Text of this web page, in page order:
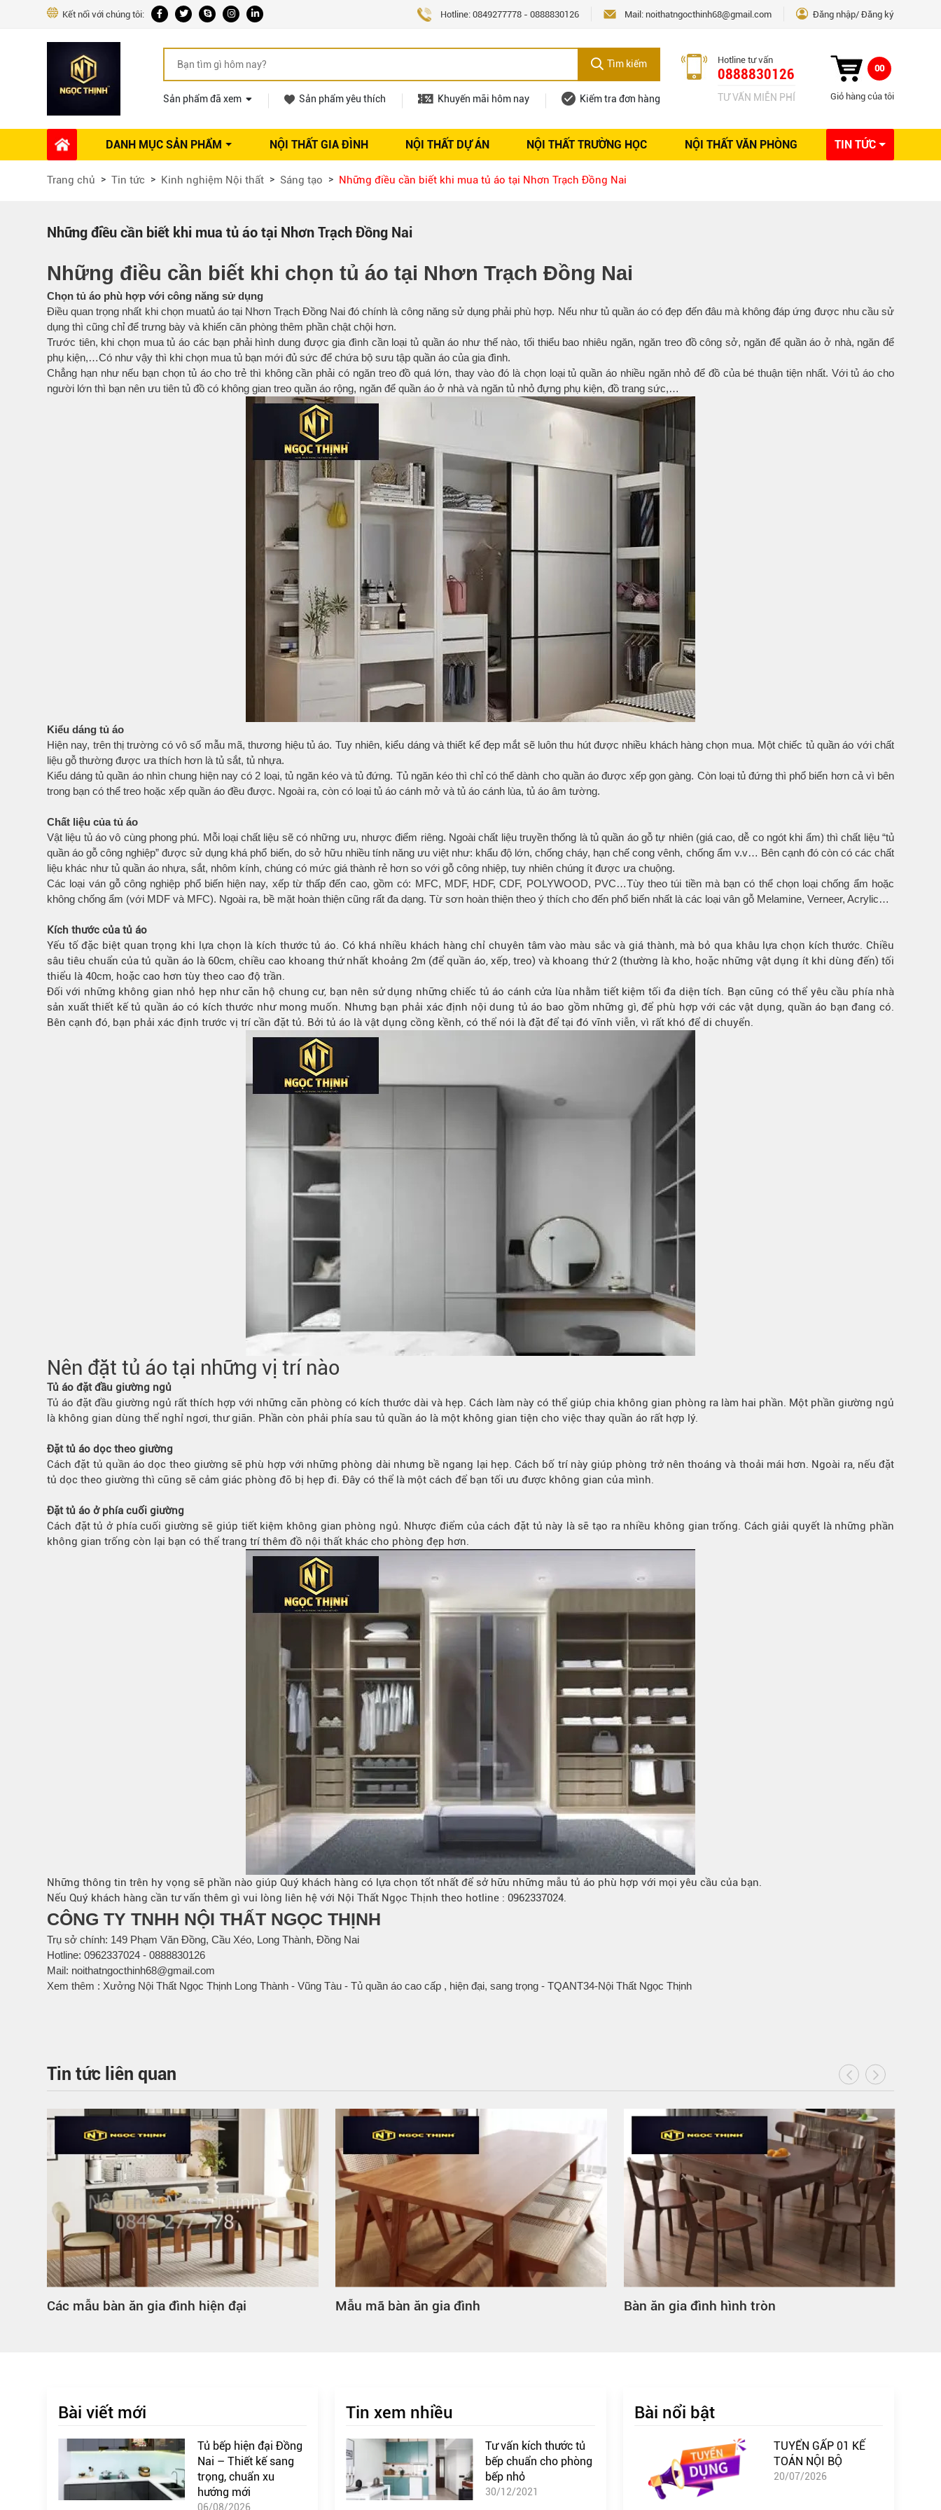
Kết nối với chúng tôi: Hotline: 0849277778 - 0888830126 Mail: noithatngocthinh68@gmail.com Đăng nhập Đăng ký
Tìm kiếm
Sản phẩm đã xem Sản phẩm yêu thích Khuyến mãi hôm nay Kiểm tra đơn hàng
Hotline tư vấn
0888830126
TƯ VẤN MIỄN PHÍ
00
Giỏ hàng của tôi
DANH MỤC SẢN PHẨM
Phụ kiện Nội thất
Ổ khóa tủ
Máy hút mùi
Phụ kiện tủ áo
Phụ kiện tủ bếp trên
Thùng đựng gạo
Bếp từ-Bếp hồng ngoại
Chậu rửa bát
Ray trượt – bản lề – tay nắm cửa
Phụ kiện tủ bếp dưới
NỘI THẤT GIA ĐÌNH NỘI THẤT DỰ ÁN NỘI THẤT TRƯỜNG HỌC NỘI THẤT VĂN PHÒNG TIN TỨC
Dự án thi công Tuyển dụng
Trang chủ Tin tức Kinh nghiệm Nội thất Sáng tạo Những điều cần biết khi mua tủ áo tại Nhơn Trạch Đồng Nai
Những điều cần biết khi mua tủ áo tại Nhơn Trạch Đồng Nai
Những điều cần biết khi chọn tủ áo tại Nhơn Trạch Đồng Nai
Chọn tủ áo phù hợp với công năng sử dụng
Điều quan trọng nhất khi chọn muatủ áo tại Nhơn Trạch Đồng Naiđó chính là công năng sử dụng phải phù hợp. Nếu như tủ quần áo có đẹp đến đâu mà không đáp ứng được nhu cầu sử
dụng thì cũng chỉ để trưng bày và khiến căn phòng thêm phần chật chội hơn.
Trước tiên, khi chọn mua tủ áo các bạn phải hình dung được gia đình cần loại tủ quần áo như thế nào, tối thiểu bao nhiêu ngăn, ngăn treo đồ công sở, ngăn để quần áo ở nhà, ngăn để
phụ kiện,…Có như vậy thì khi chọn mua tủ bạn mới đủ sức để chứa bộ sưu tập quần áo của gia đình.
Chẳng hạn như nếu bạn chọn tủ áo cho trẻ thì không cần phải có ngăn treo đồ quá lớn, thay vào đó là chọn loại tủ quần áo nhiều ngăn nhỏ để đồ của bé thuận tiện nhất. Với tủ áo cho
người lớn thì bạn nên ưu tiên tủ đồ có không gian treo quần áo rộng, ngăn để quần áo ở nhà và ngăn tủ nhỏ đựng phụ kiện, đồ trang sức,…
Kiểu dáng tủ áo
Hiện nay, trên thị trường có vô số mẫu mã, thương hiệu tủ áo. Tuy nhiên, kiểu dáng và thiết kế đẹp mắt sẽ luôn thu hút được nhiều khách hàng chọn mua. Một chiếc tủ quần áo với chất
liệu gỗ thường được ưa thích hơn là tủ sắt, tủ nhựa.
Kiểu dáng tủ quần áo nhìn chung hiện nay có 2 loại, tủ ngăn kéo và tủ đứng. Tủ ngăn kéo thì chỉ có thể dành cho quần áo được xếp gọn gàng. Còn loại tủ đứng thì phổ biến hơn cả vì bên
trong bạn có thể treo hoặc xếp quần áo đều được. Ngoài ra, còn có loại tủ áo cánh mở và tủ áo cánh lùa, tủ áo âm tường.
Chất liệu của tủ áo
Vật liệu tủ áo vô cùng phong phú. Mỗi loại chất liệu sẽ có những ưu, nhược điểm riêng. Ngoài chất liệu truyền thống là tủ quần áo gỗ tự nhiên (giá cao, dễ co ngót khi ẩm) thì chất liệu “tủ
quần áo gỗ công nghiệp” được sử dụng khá phổ biến, do sở hữu nhiều tính năng ưu việt như: khẩu độ lớn, chống cháy, hạn chế cong vênh, chống ẩm v.v… Bên cạnh đó còn có các chất
liệu khác như tủ quần áo nhựa, sắt, nhôm kính, chúng có mức giá thành rẻ hơn so với gỗ công nhiệp, tuy nhiên chúng ít được ưa chuộng.
Các loại ván gỗ công nghiệp phổ biến hiện nay, xếp từ thấp đến cao, gồm có: MFC, MDF, HDF, CDF, POLYWOOD, PVC…Tùy theo túi tiền mà bạn có thể chọn loại chống ẩm hoặc
không chống ẩm (với MDF và MFC). Ngoài ra, bề mặt hoàn thiện cũng rất đa dạng. Từ sơn hoàn thiện theo ý thích cho đến phổ biến nhất là các loại vân gỗ Melamine, Verneer, Acrylic…
Kích thước của tủ áo
Yếu tố đặc biệt quan trọng khi lựa chọn là kích thước tủ áo. Có khá nhiều khách hàng chỉ chuyên tâm vào màu sắc và giá thành, mà bỏ qua khâu lựa chọn kích thước. Chiều
sâu tiêu chuẩn của tủ quần áo là 60cm, chiều cao khoang thứ nhất khoảng 2m (để quần áo, xếp, treo) và khoang thứ 2 (thường là kho, hoặc những vật dụng ít khi dùng đến) tối
thiểu là 40cm, hoặc cao hơn tùy theo cao độ trần.
Đối với những không gian nhỏ hẹp như căn hộ chung cư, bạn nên sử dụng những chiếc tủ áo cánh cửa lùa nhằm tiết kiệm tối đa diện tích. Bạn cũng có thể yêu cầu phía nhà
sản xuất thiết kế tủ quần áo có kích thước như mong muốn. Nhưng bạn phải xác định nội dung tủ áo bao gồm những gì, để phù hợp với các vật dụng, quần áo bạn đang có.
Bên cạnh đó, bạn phải xác định trước vị trí cần đặt tủ. Bởi tủ áo là vật dụng cồng kềnh, có thể nói là đặt để tại đó vĩnh viễn, vì rất khó để di chuyển.
Nên đặt tủ áo tại những vị trí nào
Tủ áo đặt đầu giường ngủ
Tủ áo đặt đầu giường ngủ rất thích hợp với những căn phòng có kích thước dài và hẹp. Cách làm này có thể giúp chia không gian phòng ra làm hai phần. Một phần giường ngủ
là không gian dùng thể nghỉ ngơi, thư giãn. Phần còn phải phía sau tủ quần áo là một không gian tiện cho việc thay quần áo rất hợp lý.
Đặt tủ áo dọc theo giường
Cách đặt tủ quần áo dọc theo giường sẽ phù hợp với những phòng dài nhưng bề ngang lại hẹp. Cách bố trí này giúp phòng trở nên thoáng và thoải mái hơn. Ngoài ra, nếu đặt
tủ dọc theo giường thì cũng sẽ cảm giác phòng đỡ bị hẹp đi. Đây có thể là một cách để bạn tối ưu được không gian của mình.
Đặt tủ áo ở phía cuối giường
Cách đặt tủ ở phía cuối giường sẽ giúp tiết kiệm không gian phòng ngủ. Nhược điểm của cách đặt tủ này là sẽ tạo ra nhiều không gian trống. Cách giải quyết là những phần
không gian trống còn lại bạn có thể trang trí thêm đồ nội thất khác cho phòng đẹp hơn.
Những thông tin trên hy vọng sẽ phần nào giúp Quý khách hàng có lựa chọn tốt nhất để sở hữu những mẫu tủ áo phù hợp với mọi yêu cầu của bạn.
Nếu Quý khách hàng cần tư vấn thêm gì vui lòng liên hệ với Nội Thất Ngọc Thịnh theo hotline : 0962337024.
CÔNG TY TNHH NỘI THẤT NGỌC THỊNH
Trụ sở chính: 149 Phạm Văn Đồng, Cầu Xéo, Long Thành, Đồng Nai
Hotline: 0962337024 - 0888830126
Mail: noithatngocthinh68@gmail.com
Xem thêm : Xưởng Nội Thất Ngọc Thịnh Long Thành - Vũng Tàu - Tủ quần áo cao cấp , hiện đại, sang trọng - TQANT34-Nội Thất Ngọc Thịnh
Tin tức liên quan
gia đình hiện đại Mẫu mã bàn ăn gia đình Bàn ăn gia đình hình tròn
Bài viết mới
Tủ bếp hiện đại Đồng
Nai – Thiết kế sang
trọng, chuẩn xu
hướng mới
06/08/2026
Tin xem nhiều
Tư vấn kích thước tủ
bếp chuẩn cho phòng
bếp nhỏ
30/12/2021
Bài nổi bật
TUYỂN GẤP 01 KẾ
TOÁN NỘI BỘ
20/07/2026